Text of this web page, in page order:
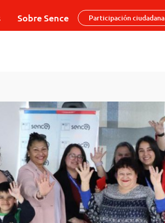
Sobre Sence Participación ciudadana